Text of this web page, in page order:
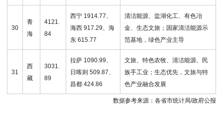
30
青
海
4121.
84
西宁 1914.77、
海西 917.29、海
东 615.77
清洁能源、盐湖化工、有色冶
金、生态文旅；国家清洁能源示
范基地，绿色产业主导
31
西
藏
3031.
89
拉萨 1090.99、
日喀则 509.87、
昌都 424.86
文旅、特色农牧、清洁能源、民
族手工业；生态优先，文旅与特
色产业融合发展
数据参考来源：各省市统计局/政府公报